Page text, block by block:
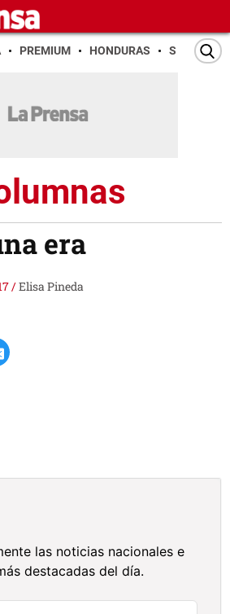
PREMIUM HONDURAS SAN PEDRO
era
/Elisa Pineda
las noticias nacionales e
destacadas del día.